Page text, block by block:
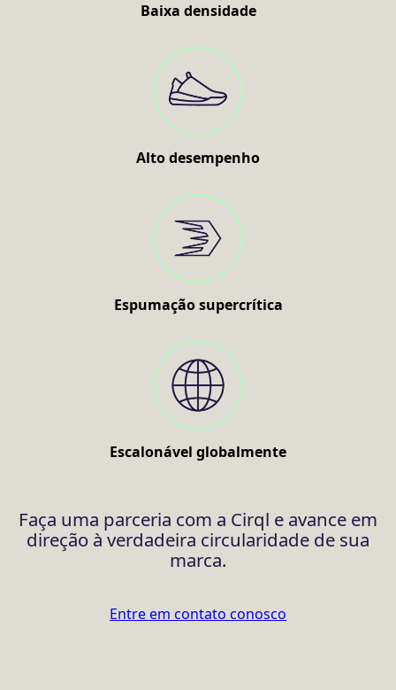
Baixa densidade
Alto desempenho
Espumação supercrítica
Escalonável globalmente
Faça uma parceria com a Cirql e avance em
direção à verdadeira circularidade de sua
marca.
Entre em contato conosco